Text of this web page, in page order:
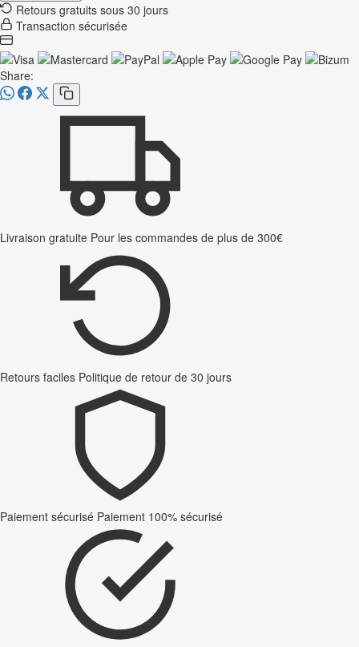
Retours gratuits sous 30 jours
Transaction sécurisée
Share:
Livraison gratuite Pour les commandes de plus de 300€
Retours faciles Politique de retour de 30 jours
Paiement sécurisé Paiement 100% sécurisé